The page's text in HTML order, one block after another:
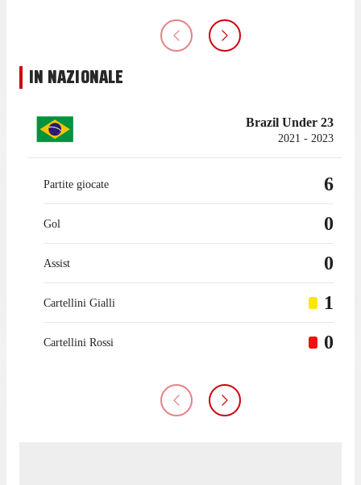
IN NAZIONALE
Brazil Under 23
2021 - 2023
Partite giocate 6
Gol 0
Assist 0
Cartellini Gialli 1
Cartellini Rossi 0